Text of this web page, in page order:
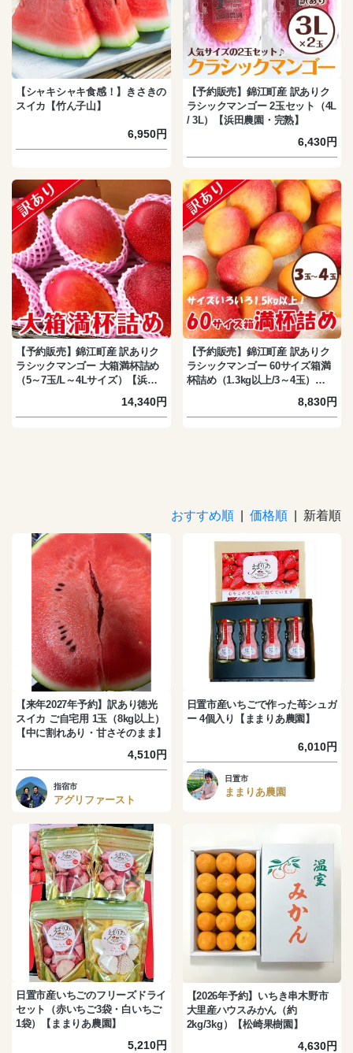
【シャキシャキ食感！】きさきの
スイカ【竹ん子山】
6,950円
【予約販売】錦江町産 訳ありク
ラシックマンゴー 2玉セット（4L
/ 3L）【浜田農園・完熟】
6,430円
【予約販売】錦江町産 訳ありク
ラシックマンゴー 大箱満杯詰め
（5～7玉/L～4Lサイズ）【浜田
14,340円
【予約販売】錦江町産 訳ありク
ラシックマンゴー 60サイズ箱満
杯詰め（1.3kg以上/3～4玉）【浜
8,830円
おすすめ順 価格順 | 新着順
【来年2027年予約】訳あり徳光
スイカ ご自宅用 1玉（8kg以上）
【中に割れあり・甘さそのまま】
4,510円
指宿市
アグリファースト
日置市産いちごで作った苺シュガ
ー 4個入り【ままりあ農園】
6,010円
日置市
ままりあ農園
日置市産いちごのフリーズドライ
セット（赤いちご3袋・白いちご
1袋）【ままりあ農園】
5,210円
【2026年予約】いちき串木野市
大里産ハウスみかん（約
2kg/3kg）【松崎果樹園】
4,630円